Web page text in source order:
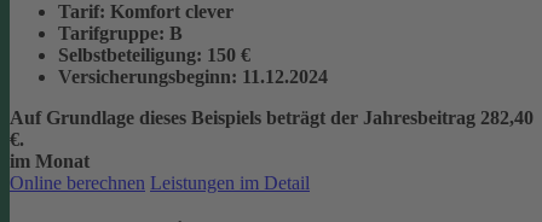
Tarif: Komfort clever
Tarifgruppe: B
Selbstbeteiligung: 150 €
Versicherungsbeginn: 11.12.2024
Auf Grundlage dieses Beispiels beträgt der Jahresbeitrag 282,40
€.
im Monat
Online berechnen Leistungen im Detail